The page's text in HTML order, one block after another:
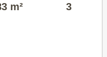
m² 3